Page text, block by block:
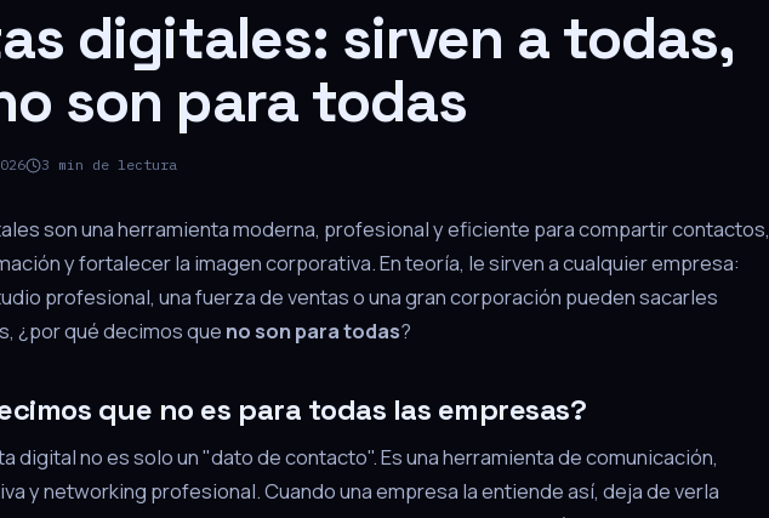
digitales: sirven a todas,
son para todas
3 min de lectura
son una herramienta moderna, profesional y eficiente para compartir contactos,
y fortalecer la imagen corporativa. En teoría, le sirven a cualquier empresa:
profesional, una fuerza de ventas o una gran corporación pueden sacarles
¿por qué decimos que no son para todas?
que no es para todas las empresas?
digital no es solo un "dato de contacto". Es una herramienta de comunicación,
y networking profesional. Cuando una empresa la entiende así, deja de verla